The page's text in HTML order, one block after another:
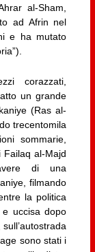
al-Sham,
ad Afrin nel
e ha mutato
corazzati,
un grande
(Ras al-
trecentomila
sommarie,
Failaq al-Majd
di una
filmando
la politica
uccisa dopo
sono stati i